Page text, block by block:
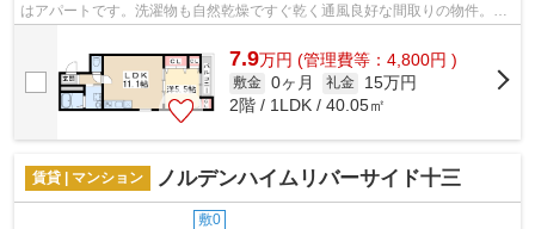
はアパートです。洗濯物も自然乾燥ですぐ乾く通風良好な間取りの物件。敷
地内にあるごみ置き場も自由に使うこと...
7.9万円 (管理費等：4,800円 )
敷金 0ヶ月 礼金
15万円
2階 / 1LDK / 40.05㎡
賃貸 | マンション ノルデンハイムリバーサイド十三
敷0